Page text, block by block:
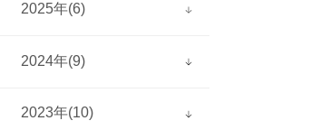
2026年5月(1)
2025年(6)
2025年12月(1)
2024年(9)
2024年12月(2)
2023年(10)